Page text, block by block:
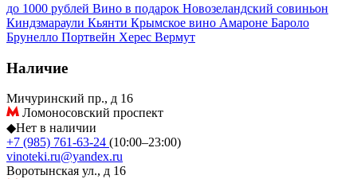
до 1000 рублей Вино в подарок Новозеландский совиньон
Киндзмараули Кьянти Крымское вино Амароне Бароло
Брунелло Портвейн Херес Вермут
Наличие
Мичуринский пр., д 16
Ломоносовский проспект
◆Нет в наличии
+7 (985) 761-63-24 (10:00–23:00)
vinoteki.ru@yandex.ru
Воротынская ул., д 16